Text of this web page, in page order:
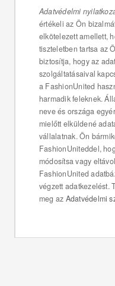
Adatvédelmi
értékeli az Ön
elkötelezett amellett,
tiszteletben tartsa az
biztosítja, hogy az
szolgáltatásaival
a FashionUnited
harmadik feleknek.
neve és országa
mielőtt elküldené
vállalatnak. Ön
FashionUniteddel,
módosítsa vagy
FashionUnited
végzett adatkezelést.
meg az Adatvédelmi